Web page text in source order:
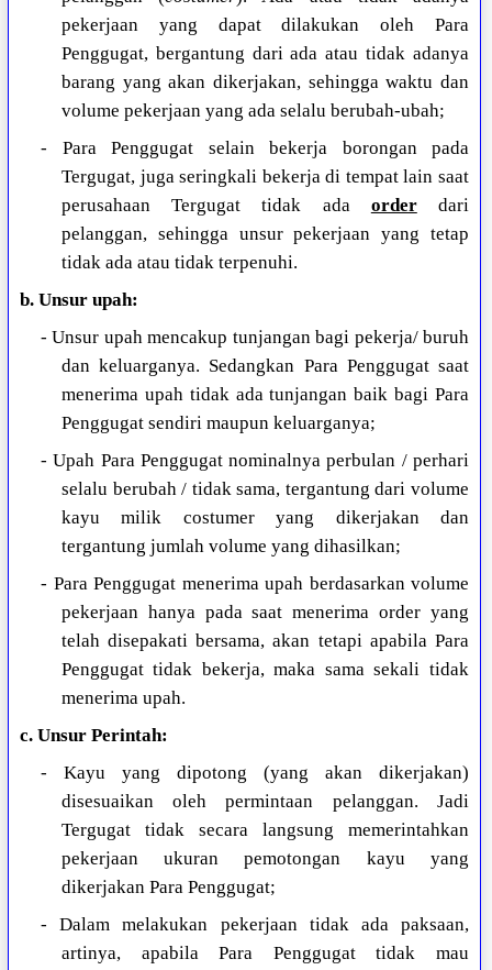
pekerjaan yang dapat dilakukan oleh Para
Penggugat, bergantung dari ada atau tidak adanya
barang yang akan dikerjakan, sehingga waktu dan
volume pekerjaan yang ada selalu berubah-ubah;
- Para Penggugat selain bekerja borongan pada
Tergugat, juga seringkali bekerja di tempat lain saat
perusahaan Tergugat tidak ada orderdari
pelanggan, sehingga unsur pekerjaan yang tetap
tidak ada atau tidak terpenuhi.
b. Unsur upah:
- Unsur upah mencakup tunjangan bagi pekerja/ buruh
dan keluarganya. Sedangkan Para Penggugat saat
menerima upah tidak ada tunjangan baik bagi Para
Penggugat sendiri maupun keluarganya;
- Upah Para Penggugat nominalnya perbulan / perhari
selalu berubah / tidak sama, tergantung dari volume
kayu milik costumer yang dikerjakan dan
tergantung jumlah volume yang dihasilkan;
- Para Penggugat menerima upah berdasarkan volume
pekerjaan hanya pada saat menerima order yang
telah disepakati bersama, akan tetapi apabila Para
Penggugat tidak bekerja, maka sama sekali tidak
menerima upah.
c. Unsur Perintah:
- Kayu yang dipotong (yang akan dikerjakan)
disesuaikan oleh permintaan pelanggan. Jadi
Tergugat tidak secara langsung memerintahkan
pekerjaan ukuran pemotongan kayu yang
dikerjakan Para Penggugat;
- Dalam melakukan pekerjaan tidak ada paksaan,
artinya, apabila Para Penggugat tidak mau